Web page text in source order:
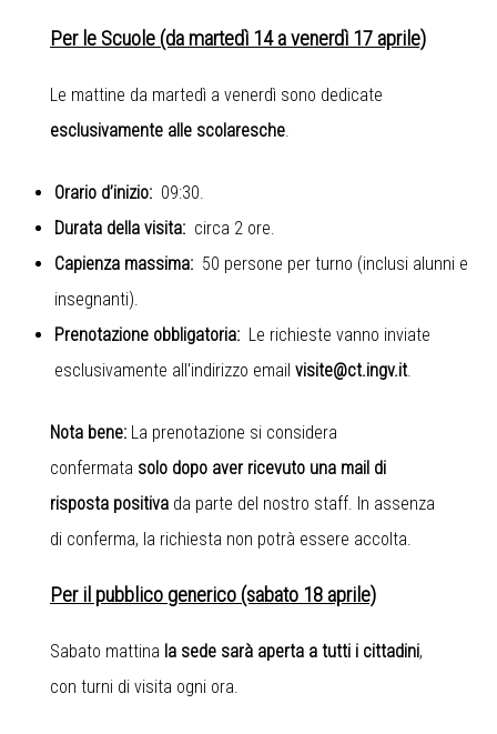
Per le Scuole (da martedì 14 a venerdì 17 aprile)
Le mattine da martedì a venerdì sono dedicate
esclusivamente alle scolaresche.
Orario d’inizio: 09:30.
Durata della visita: circa 2 ore.
Capienza massima: 50 persone per turno (inclusi alunni e
insegnanti).
Prenotazione obbligatoria: Le richieste vanno inviate
esclusivamente all'indirizzo email visite@ct.ingv.it.
Nota bene: La prenotazione si considera
confermata solo dopo aver ricevuto una mail di
risposta positiva da parte del nostro staff. In assenza
di conferma, la richiesta non potrà essere accolta.
Per il pubblico generico (sabato 18 aprile)
Sabato mattina la sede sarà aperta a tutti i cittadini,
con turni di visita ogni ora.